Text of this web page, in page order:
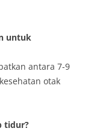
untuk
antara 7-9
otak
tidur?